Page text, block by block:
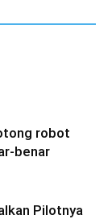
robot
benar
Pilotnya